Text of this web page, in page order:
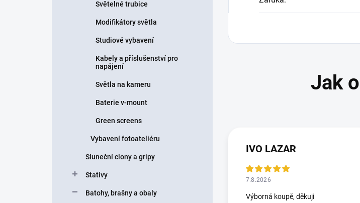
Světelné trubice
Modifikátory světla
Studiové vybavení
Kabely a příslušenství pro
napájení
Světla na kameru
Baterie v-mount
Green screens
Vybavení fotoateliéru
Sluneční clony a gripy
Stativy
Batohy, brašny a obaly
IVO LAZAR
7.8.2026
Výborná koupě, děkuji